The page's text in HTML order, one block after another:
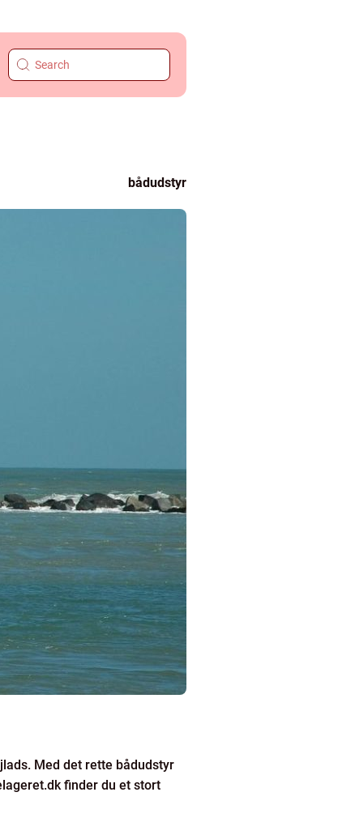
bådudstyr
Med det rette bådudstyr
finder du et stort